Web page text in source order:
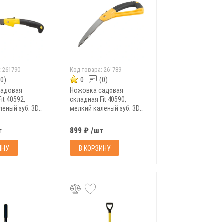
261790
40592,
зуб, 3D
Код товара:261789
0 (0)
Ножовка садовая
складная Fit 40590,
мелкий каленый зуб, 3D
899 ₽ /шт
В КОРЗИНУ